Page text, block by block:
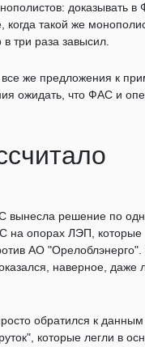
доказывать в
такой же
три раза завысил.
все же предложения к
ожидать, что ФАС и
вынесла решение по
на опорах ЛЭП, которые
АО
наверное, даже
обратился к данным
которые легли в